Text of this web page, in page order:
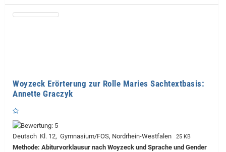
Woyzeck Erörterung zur Rolle Maries Sachtextbasis:
Annette Graczyk
Deutsch Kl. 12, Gymnasium/FOS, Nordrhein-Westfalen 25 KB
Methode: Abiturvorklausur nach Woyzeck und Sprache und Gender